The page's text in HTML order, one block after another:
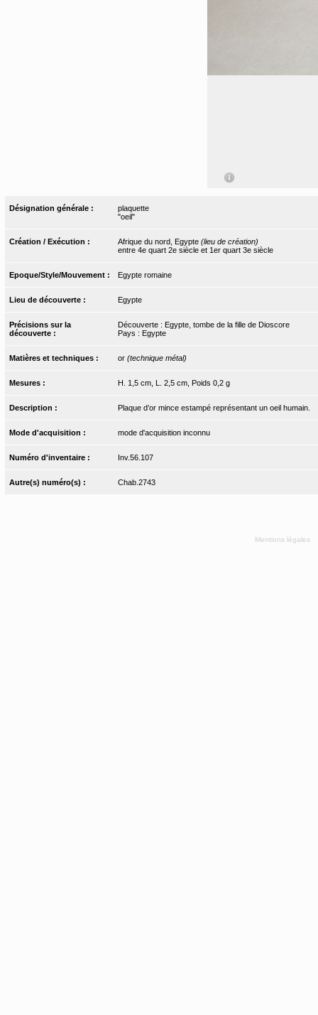
Désignation générale :
plaquette
"oeil"
Création / Exécution : Afrique du nord, Egypte (lieu de création)
entre 4e quart 2e siècle et 1er quart 3e siècle
Epoque/Style/Mouvement : Egypte romaine
Lieu de découverte : Egypte
Précisions sur la
découverte :
Découverte : Egypte, tombe de la fille de Dioscore
Pays : Egypte
Matières et techniques : or (technique métal)
Mesures : H. 1,5 cm, L. 2,5 cm, Poids 0,2 g
Description : Plaque d’or mince estampé représentant un oeil humain.
Mode d'acquisition : mode d'acquisition inconnu
Numéro d'inventaire : Inv.56.107
Autre(s) numéro(s) : Chab.2743
Mentions légales